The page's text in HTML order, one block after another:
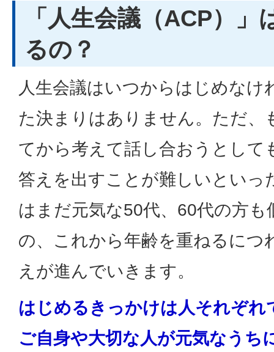
「人生会議（ACP）
るの？
人生会議はいつからはじめなけ
た決まりはありません。ただ、
てから考えて話し合おうとして
答えを出すことが難しいといっ
はまだ元気な50代、60代の方
の、これから年齢を重ねるにつ
えが進んでいきます。
はじめるきっかけは人それぞれ
ご自身や大切な人が元気なうち